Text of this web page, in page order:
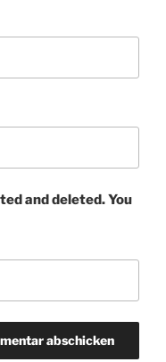
and deleted. You